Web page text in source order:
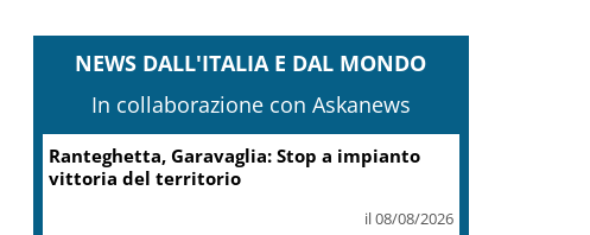
NEWS DALL'ITALIA E DAL MONDO
In collaborazione con Askanews
Ranteghetta, Garavaglia: Stop a impianto
vittoria del territorio
il 08/08/2026